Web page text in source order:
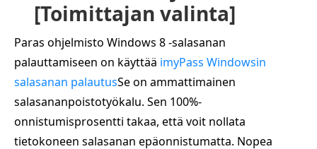
[Toimittajan valinta]
Paras ohjelmisto Windows 8 -salasanan
palauttamiseen on käyttää imyPass Windowsin
salasanan palautusSe on ammattimainen
salasananpoistotyökalu. Sen 100%-
onnistumisprosentti takaa, että voit nollata
tietokoneen salasanan epäonnistumatta. Nopea